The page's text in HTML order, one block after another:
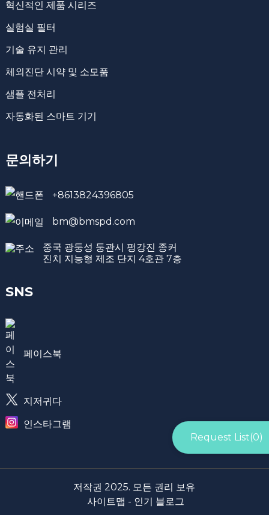
혁신적인 제품 시리즈
실험실 필터
기술 유지 관리
체외진단 시약 및 소모품
샘플 전처리
자동화된 스마트 기기
문의하기
+8613824396805
bm@bmspd.com
중국 광둥성 둥관시 펑강진 종커
진치 지능형 제조 단지 4호관 7층
SNS
페이스북
지저귀다
인스타그램
저작권 2025. 모든 권리 보유
사이트맵 - 인기 블로그
Request List(0)